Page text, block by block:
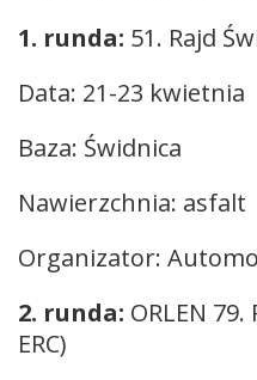
1. runda: 51. Rajd
Data: 21-23 kwietnia
Baza: Świdnica
Nawierzchnia: asfalt
Organizator:
2. runda: ORLEN
ERC)